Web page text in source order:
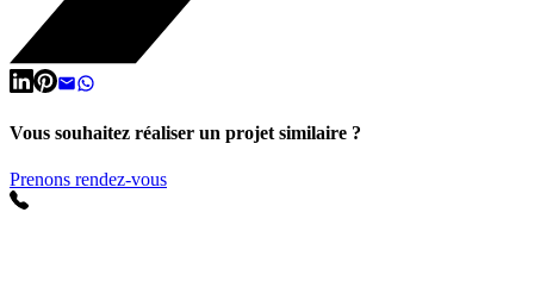
Vous souhaitez réaliser un projet similaire ?
Prenons rendez-vous